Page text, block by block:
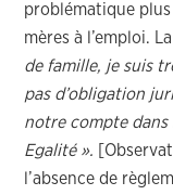
problématique
mères à l’emploi.
de famille, je suis
pas d’obligation
notre compte dans
Egalité ».
l’absence de